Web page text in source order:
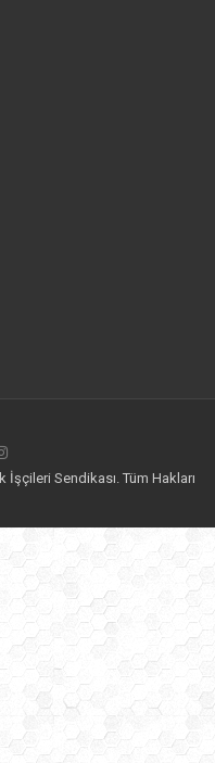
İşçileri Sendikası. Tüm Hakları